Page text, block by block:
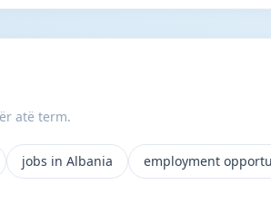
atë term.
jobs in Albania employment